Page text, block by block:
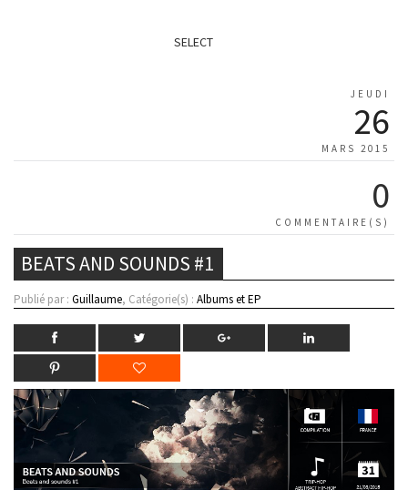
SELECT
JEUDI
26
MARS 2015
0
COMMENTAIRE(S)
BEATS AND SOUNDS #1
Publié par : Guillaume, Catégorie(s) : Albums et EP